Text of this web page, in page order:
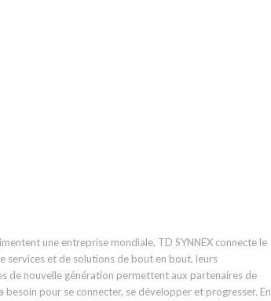
une entreprise mondiale, TD SYNNEX connecte le
services et de solutions de bout en bout, leurs
de nouvelle génération permettent aux partenaires de
pour se connecter, se développer et progresser. En